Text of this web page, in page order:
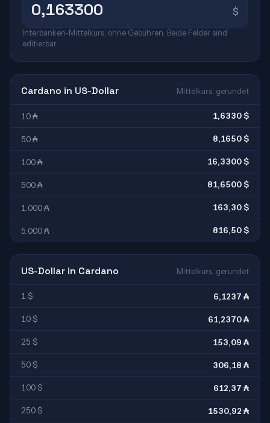
$
Interbanken-Mittelkurs, ohne Gebühren. Beide Felder sind
editierbar.
Cardano in US-Dollar Mittelkurs, gerundet
10 ₳ 1,6330 $
50 ₳ 8,1650 $
100 ₳ 16,3300 $
500 ₳ 81,6500 $
1.000 ₳ 163,30 $
5.000 ₳ 816,50 $
US-Dollar in Cardano Mittelkurs, gerundet
1 $ 6,1237 ₳
10 $ 61,2370 ₳
25 $ 153,09 ₳
50 $ 306,18 ₳
100 $ 612,37 ₳
250 $ 1530,92 ₳